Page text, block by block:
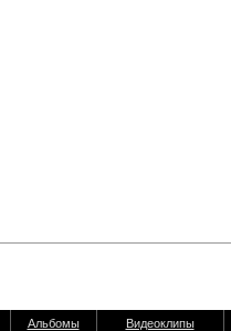
Альбомы
Видеоклипы